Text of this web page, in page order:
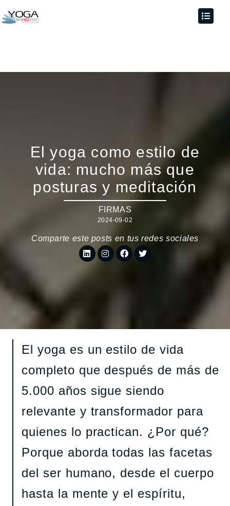
El yoga como estilo de
vida: mucho más que
posturas y meditación
FIRMAS
2024-09-02
Comparte este posts en tus redes sociales
El yoga es un estilo de vida
completo que después de más de
5.000 años sigue siendo
relevante y transformador para
quienes lo practican. ¿Por qué?
Porque aborda todas las facetas
del ser humano, desde el cuerpo
hasta la mente y el espíritu,